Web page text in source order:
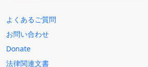
よくあるご質問
お問い合わせ
Donate
法律関連文書